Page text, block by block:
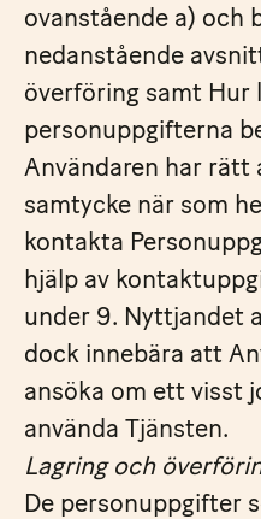
ovanstående a) och
nedanstående
överföring samt Hur
personuppgifterna
Användaren har
samtycke när som
kontakta
hjälp av
under 9. Nyttjandet
dock innebära att
ansöka om ett visst
använda Tjänsten.
Lagring och
De personuppgifter